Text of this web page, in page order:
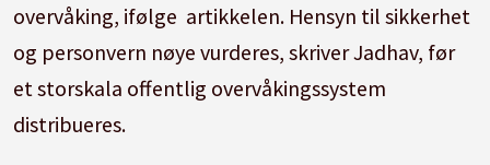
overvåking, ifølge artikkelen. Hensyn til sikkerhet
og personvern nøye vurderes, skriver Jadhav, før
et storskala offentlig overvåkingssystem
distribueres.